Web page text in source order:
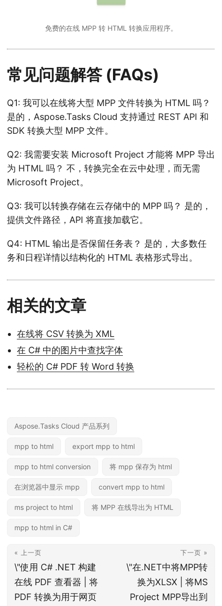
免费的在线 MPP 转 HTML 转换应用程序。
常见问题解答 (FAQs)
Q1: 我可以在线将大型 MPP 文件转换为 HTML 吗？
是的，Aspose.Tasks Cloud 支持通过 REST API 和
SDK 转换大型 MPP 文件。
Q2: 我需要安装 Microsoft Project 才能将 MPP 导出
为 HTML 吗？ 不，转换完全在云中处理，而无需
Microsoft Project。
Q3: 我可以转换存储在云存储中的 MPP 吗？ 是的，
提供文件路径，API 将直接加载它。
Q4: HTML 输出是否保留任务表？ 是的，大多数任
务和日程详情以结构化的 HTML 表格形式导出。
相关的文章
在线将 CSV 转换为 XML
在 C# 中的图片中查找字体
轻松的 C# PDF 转 Word 转换
Aspose.Tasks Cloud 产品系列
mpp to html export mpp to html
mpp to html conversion 将 mpp 保存为 html
在浏览器中显示 mpp convert mpp to html
ms project to html 将 MPP 在线导出为 HTML
mpp to html in C#
« 上一页
\"使用 C# .NET 构建
在线 PDF 查看器 | 将
PDF 转换为用于网页
下一页 »
\"在.NET中将MPP转
换为XLSX | 将MS
Project MPP导出到